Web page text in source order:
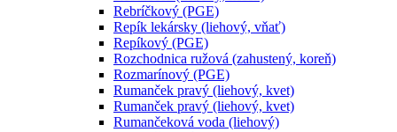
Rebríčkový (PGE)
Repík lekársky (liehový, vňať)
Repíkový (PGE)
Rozchodnica ružová (zahustený, koreň)
Rozmarínový (PGE)
Rumanček pravý (liehový, kvet)
Rumanček pravý (liehový, kvet)
Rumančeková voda (liehový)